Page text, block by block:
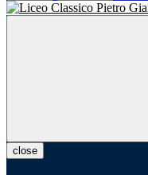
close